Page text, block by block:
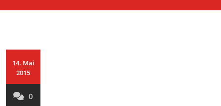
14. Mai
2015
0